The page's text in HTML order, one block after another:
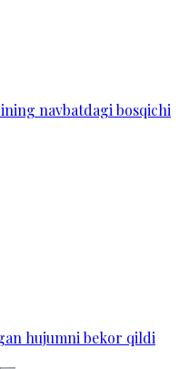
navbatdagi bosqichi
hujumni bekor qildi